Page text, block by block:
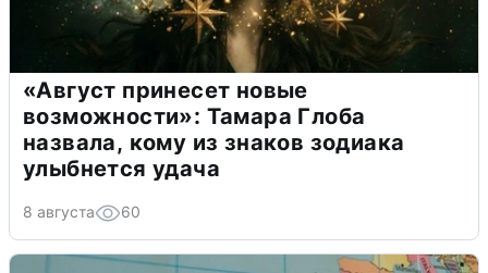
«Август принесет новые
возможности»: Тамара Глоба
назвала, кому из знаков зодиака
улыбнется удача
8 августа 60